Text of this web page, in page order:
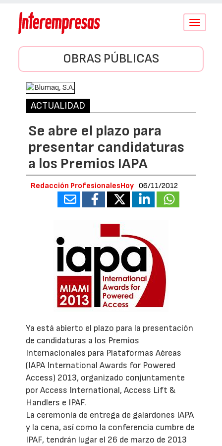
Conmutar
OBRAS PÚBLICAS
ACTUALIDAD
Se abre el plazo para
presentar candidaturas
a los Premios IAPA
Redacción ProfesionalesHoy 06/11/2012
Ya está abierto el plazo para la presentación
de candidaturas a los Premios
Internacionales para Plataformas Aéreas
(IAPA International Awards for Powered
Access) 2013, organizado conjuntamente
por Access International, Access Lift &
Handlers e IPAF.
La ceremonia de entrega de galardones IAPA
y la cena, así como la conferencia cumbre de
IPAF, tendrán lugar el 26 de marzo de 2013